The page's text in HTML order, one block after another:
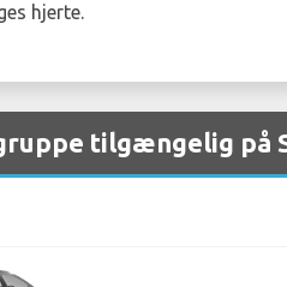
hjerte.
tilgængelig på